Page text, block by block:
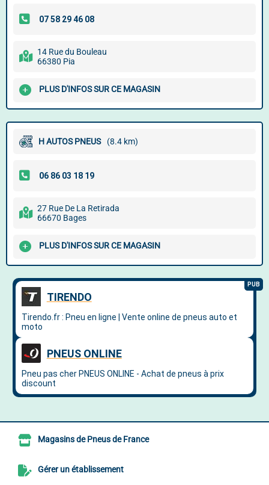
14 Rue du Bouleau
66380 Pia
PLUS D'INFOS SUR CE MAGASIN
H AUTOS PNEUS (8.4 km)
27 Rue De La Retirada
66670 Bages
PLUS D'INFOS SUR CE MAGASIN
Magasins de Pneus de France
Gérer un établissement